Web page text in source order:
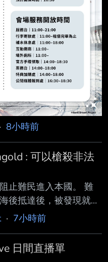
8小時前
: 可以槍殺非法
止難民進入本國。 難
後抵達後，被發現就會
，歐美現在這樣對難
什麼嗎？ 一開始真的
好可憐我們應該接納包
· 7小時前
日間直播單